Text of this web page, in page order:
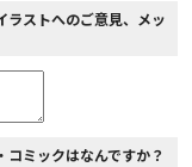
ラストへのご意見、メッ
ミックはなんですか？